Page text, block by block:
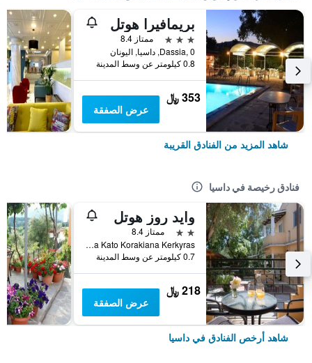
بريمافيرا هوتل
3 نجوم
ممتاز 8.4
Dassia, 0, داسيا, اليونان
0.8 كيلومتر عن وسط المدينة
353 ﷼
عرض الصفقة
شاهد المزيد من الفنادق القريبة
فنادق رخيصة في داسيا
وايد روز هوتل
2 نجمتين
ممتاز 8.4
Dasia Kato Korakiana Kerkyras, داسيا, اليونان
0.7 كيلومتر عن وسط المدينة
218 ﷼
عرض الصفقة
شاهد أرخص الفنادق في داسيا